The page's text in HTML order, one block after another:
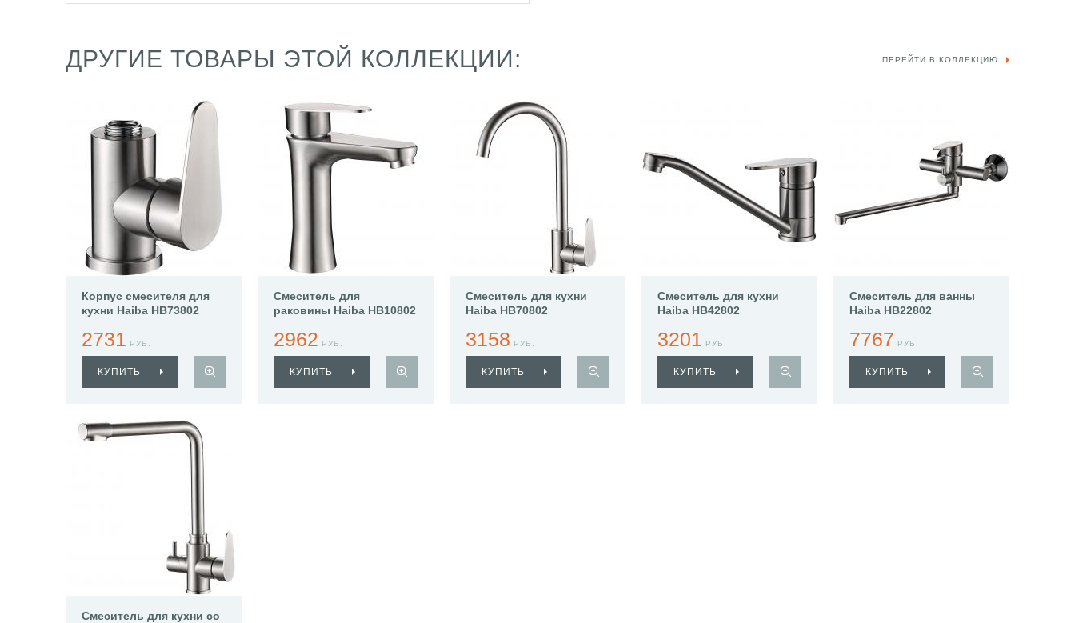
ДРУГИЕ ТОВАРЫ ЭТОЙ КОЛЛЕКЦИИ: ПЕРЕЙТИ В КОЛЛЕКЦИЮ
Корпус смесителя для
кухни Haiba HB73802
2731 РУБ.
КУПИТЬ
Смеситель для
раковины Haiba HB10802
2962 РУБ.
КУПИТЬ
Смеситель для кухни
Haiba HB70802
3158 РУБ.
КУПИТЬ
Смеситель для кухни
Haiba HB42802
3201 РУБ.
КУПИТЬ
Смеситель для ванны
Haiba HB22802
7767 РУБ.
КУПИТЬ
Смеситель для кухни со